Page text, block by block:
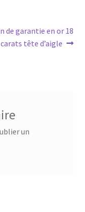
de garantie en or 18
carats tête d’aigle
un